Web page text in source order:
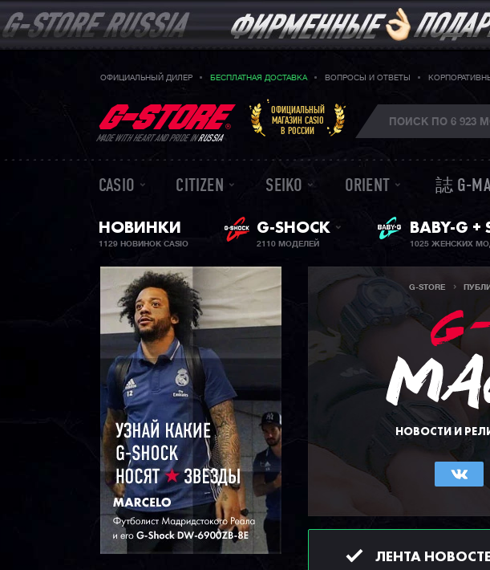
ОФИЦИАЛЬНЫЙ ДИЛЕР БЕСПЛАТНАЯ ДОСТАВКА ВОПРОСЫ И ОТВЕТЫ
MADE WITH HEART AND PRIDE INRUSSIA
ОФИЦИАЛЬНЫЙ
МАГАЗИН CASIO
В РОССИИ
CASIO CITIZEN SEIKO ORIENT 誌 G-
НОВИНКИ
1129 НОВИНОК CASIO
G-SHOCK
2110 МОДЕЛЕЙ
BABY-G +
1025 ЖЕНСКИХ
G-STORE
НОВОСТИ И
ЛЕНТА